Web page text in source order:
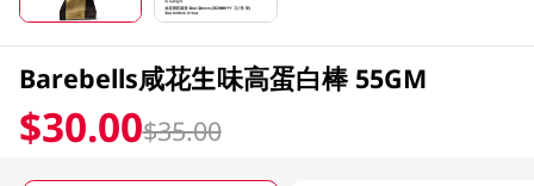
Barebells咸花生味高蛋白棒 55GM
$30.00$35.00